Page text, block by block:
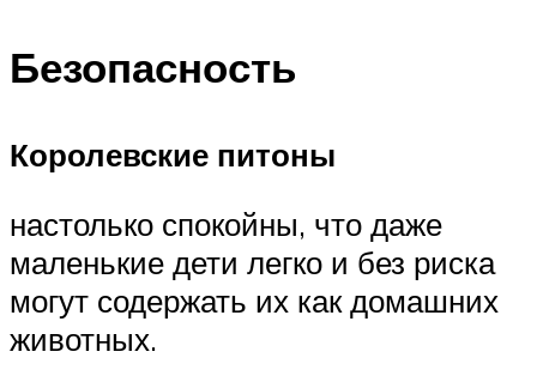
Безопасность
Королевские питоны
настолько спокойны, что даже
маленькие дети легко и без риска
могут содержать их как домашних
животных.